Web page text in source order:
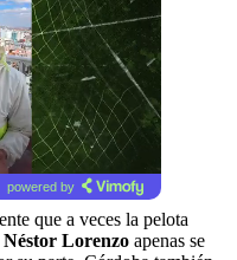
powered by
que a veces la pelota
Néstor Lorenzo apenas se